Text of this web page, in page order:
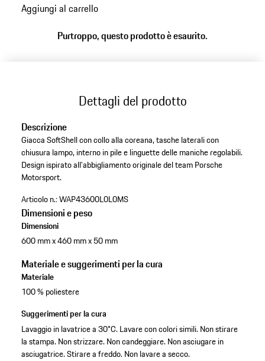
Aggiungi al carrello
Purtroppo, questo prodotto è esaurito.
Dettagli del prodotto
Descrizione
Giacca SoftShell con collo alla coreana, tasche laterali con
chiusura lampo, interno in pile e linguette delle maniche regolabili.
Design ispirato all’abbigliamento originale del team Porsche
Motorsport.
Articolo n.:WAP43600L0L0MS
Dimensioni e peso
Dimensioni
600 mm x 460 mm x 50 mm
Materiale e suggerimenti per la cura
Materiale
100 % poliestere
Suggerimenti per la cura
Lavaggio in lavatrice a 30°C. Lavare con colori simili. Non stirare
la stampa. Non strizzare. Non candeggiare. Non asciugare in
asciugatrice. Stirare a freddo. Non lavare a secco.